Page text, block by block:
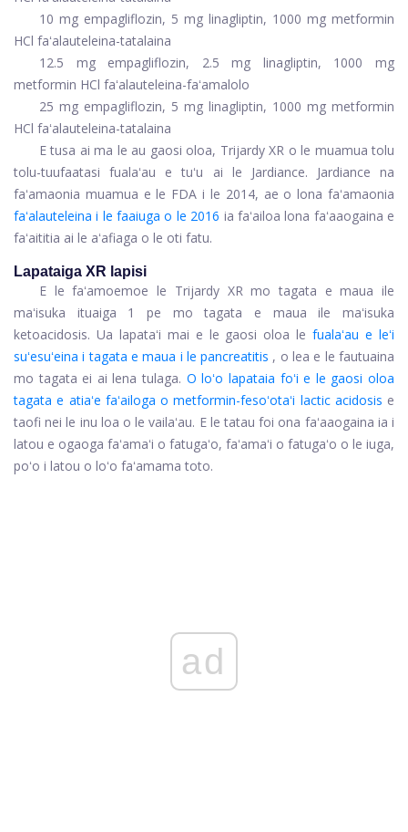
10 mg empagliflozin, 5 mg linagliptin, 1000 mg metformin
HCl faʻalauteleina-tatalaina
12.5 mg empagliflozin, 2.5 mg linagliptin, 1000 mg
metformin HCl faʻalauteleina-faʻamalolo
25 mg empagliflozin, 5 mg linagliptin, 1000 mg metformin
HCl faʻalauteleina-tatalaina
E tusa ai ma le au gaosi oloa, Trijardy XR o le muamua tolu
tolu-tuufaatasi fualaʻau e tuʻu ai le Jardiance. Jardiance na
faʻamaonia muamua e le FDA i le 2014, ae o lona faʻamaonia
faʻalauteleina i le faaiuga o le 2016 ia faʻailoa lona faʻaaogaina e
faʻaititia ai le aʻafiaga o le oti fatu.
Lapataiga XR lapisi
E le faʻamoemoe le Trijardy XR mo tagata e maua ile
maʻisuka ituaiga 1 pe mo tagata e maua ile maʻisuka
ketoacidosis. Ua lapataʻi mai e le gaosi oloa le fualaʻau e leʻi
suʻesuʻeina i tagata e maua i le pancreatitis , o lea e le fautuaina
mo tagata ei ai lena tulaga. O loʻo lapataia foʻi e le gaosi oloa
tagata e atiaʻe faʻailoga o metformin-fesoʻotaʻi lactic acidosis e
taofi nei le inu loa o le vailaʻau. E le tatau foi ona faʻaaogaina ia i
latou e ogaoga faʻamaʻi o fatugaʻo, faʻamaʻi o fatugaʻo o le iuga,
poʻo i latou o loʻo faʻamama toto.
ad